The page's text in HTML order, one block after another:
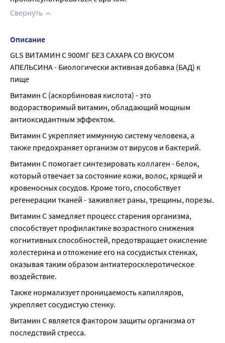
Свернуть
Описание
GLS ВИТАМИН С 900МГ БЕЗ САХАРА СО ВКУСОМ
АПЕЛЬСИНА - Биологически активная добавка (БАД) к
пище
Витамин С (аскорбиновая кислота) - это
водорастворимый витамин, обладающий мощным
антиоксидантным эффектом.
Витамин С укрепляет иммунную систему человека, а
также предохраняет организм от вирусов и бактерий.
Витамин С помогает синтезировать коллаген - белок,
который отвечает за состояние кожи, волос, хрящей и
кровеносных сосудов. Кроме того, способствует
регенерации тканей - заживляет раны, трещины, порезы.
Витамин С замедляет процесс старения организма,
способствует профилактике возрастного снижения
когнитивных способностей, предотвращает окисление
холестерина и отложение его на сосудистых стенках,
оказывая таким образом антиатеросклеротическое
воздействие.
Также нормализует проницаемость капилляров,
укрепляет сосудистую стенку.
Витамин С является фактором защиты организма от
последствий стресса.